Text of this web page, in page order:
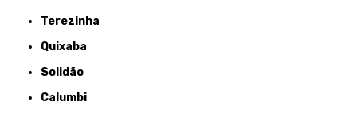
Terezinha
Quixaba
Solidão
Calumbi